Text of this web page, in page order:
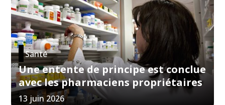
Santé
Une entente de principe est conclue
avec les pharmaciens propriétaires
13 juin 2026